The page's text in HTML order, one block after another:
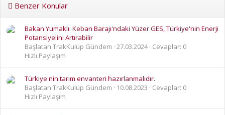
Benzer Konular
Bakan Yumaklı: Keban Barajı'ndaki Yüzer GES, Türkiye'nin Enerji
Potansiyelini Artırabilir
Başlatan TrakKulüp Gündem 27.03.2024 Cevaplar: 0
Hızlı Paylaşım
Türkiye'nin tarım envanteri hazırlanmalıdır.
Başlatan TrakKulüp Gündem
10.08.2023
Cevaplar: 0
Hızlı Paylaşım